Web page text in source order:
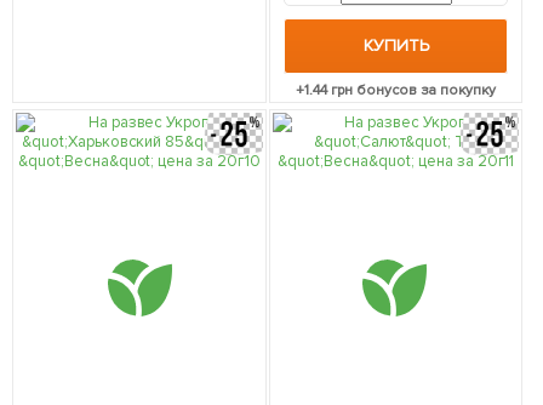
КУПИТЬ
+1.44грн бонусов за покупку